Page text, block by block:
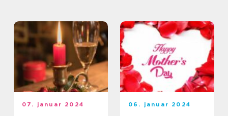
07. januar 2024 06. januar 2024